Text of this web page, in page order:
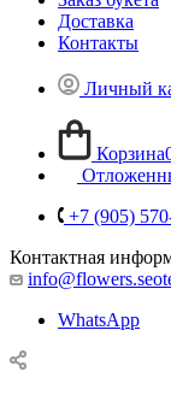
Доставка
Контакты
Личный
Корзина
+7 (905)
Контактная
WhatsApp